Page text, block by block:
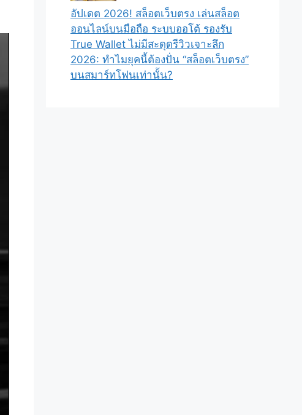
อัปเดต 2026! สล็อตเว็บตรง เล่นสล็อต
ออนไลน์บนมือถือ ระบบออโต้ รองรับ
True Wallet ไม่มีสะดุดรีวิวเจาะลึก
2026: ทำไมยุคนี้ต้องปั่น “สล็อตเว็บตรง”
บนสมาร์ทโฟนเท่านั้น?